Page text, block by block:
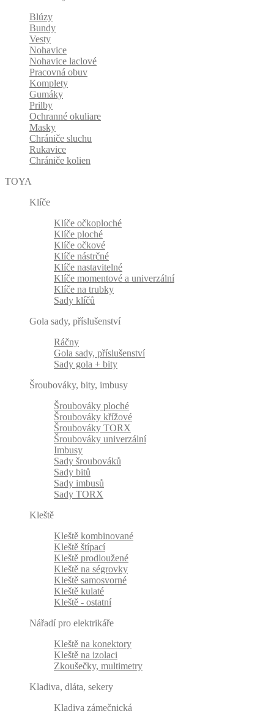
Blúzy
Bundy
Vesty
Nohavice
Nohavice laclové
Pracovná obuv
Komplety
Gumáky
Prilby
Ochranné okuliare
Masky
Chrániče sluchu
Rukavice
Chrániče kolien
TOYA
Klíče
Klíče očkoploché
Klíče ploché
Klíče očkové
Klíče nástrčné
Klíče nastavitelné
Klíče momentové a univerzální
Klíče na trubky
Sady klíčů
Gola sady, příslušenství
Ráčny
Gola sady, příslušenství
Sady gola + bity
Šroubováky, bity, imbusy
Šroubováky ploché
Šroubováky křížové
Šroubováky TORX
Šroubováky univerzální
Imbusy
Sady šroubováků
Sady bitů
Sady imbusů
Sady TORX
Kleště
Kleště kombinované
Kleště štípací
Kleště prodloužené
Kleště na ségrovky
Kleště samosvorné
Kleště kulaté
Kleště - ostatní
Nářadí pro elektrikáře
Kleště na konektory
Kleště na izolaci
Zkoušečky, multimetry
Kladiva, dláta, sekery
Kladiva zámečnická